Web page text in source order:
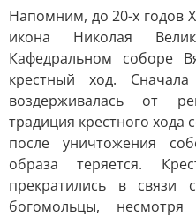
Напомним, до 20-х годов
икона Николая
Кафедральном соборе
крестный ход.
воздерживалась от
традиция крестного хода
после уничтожения
образа теряется.
прекратились в связи
богомольцы,